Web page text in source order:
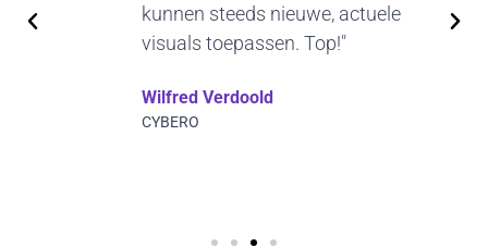
kunnen steeds nieuwe, actuele
visuals toepassen. Top!"
Wilfred Verdoold
CYBERO